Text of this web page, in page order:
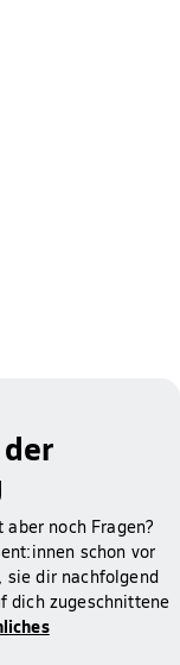
noch Fragen?
schon vor
sie dir nachfolgend
dich zugeschnittene